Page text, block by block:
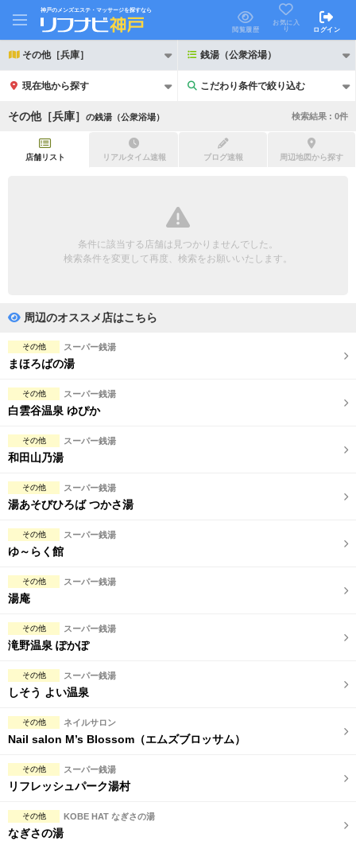
神戸のメンズエステ・マッサージを探すなら
閲覧履歴
お気に入
り
ログイン
その他［兵庫］ 銭湯（公衆浴場）
現在地から探す こだわり条件で絞り込む
こだわり条件で絞り込む
完全個室
ペアルームあり
専用駐車場あり
日本人スタッフのみ
駅から徒歩5分以内
その他［兵庫］ の銭湯（公衆浴場） 検索結果 : 0件
店舗リスト リアルタイム速報 ブログ速報 周辺地図から探す
条件に該当する店舗は見つかりませんでした。
検索条件を変更して再度、検索をお願いいたします。
周辺のオススメ店はこちら
その他 スーパー銭湯
まほろばの湯
その他 スーパー銭湯
白雲谷温泉 ゆぴか
その他 スーパー銭湯
和田山乃湯
その他 スーパー銭湯
湯あそびひろば つかさ湯
その他 スーパー銭湯
ゆ～らく館
その他 スーパー銭湯
湯庵
その他 スーパー銭湯
滝野温泉 ぽかぽ
その他 スーパー銭湯
しそう よい温泉
その他 ネイルサロン
Nail salon M’s Blossom（エムズブロッサム）
その他 スーパー銭湯
リフレッシュパーク湯村
その他 KOBE HAT なぎさの湯
なぎさの湯